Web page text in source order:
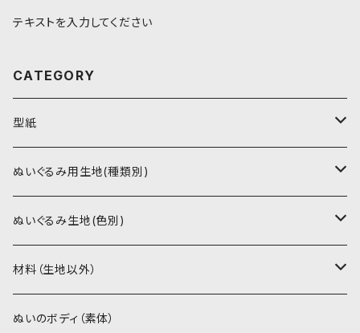
テキストを入力してください
CATEGORY
型紙
書籍（紙の本）
PDFデータ（ダウンロード）
ぬいぐるみ用生地(種類別)
ソフトボア（短毛）
ソフトボア（5mm）
ぬいトリコット
ぬいぐるみ生地(色別)
ソフトボア
スキンカラー系
ぬいトリコット
材料（生地以外）
アイロン接着シート
ぬいのボディ（素体）